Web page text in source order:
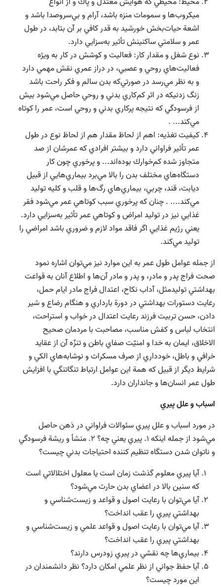
ميكروب‌ها و سمومات منزه باشد،‌ آرام و بي‌سروصدا باشد و
اشعة حيات‌بخش خورشيد به قدر كافي بر آن بتابد، در طول
عمر و سلامتي ساكنينش تأثير به‌سزايي دارد.
نوع شغل و مقدار كار: فعاليت و كوشش در كار به ويژه
فعاليت‌هاي روحي و عصبي، در دراز عمري نقش مهمي دارد
و به نظر مي‌رسد در صورتي‌كه بدن سالم و فكر راحت باشد
زنگ زدنيكه در اثر كم‌كاري بدني و روحي حاصل مي‌شود بيش
از فرسودگي كه نتيجه پركاري بدني و روحي است، عمر را كوتاه
مي‌كند... .
كيفيت تغذيه: اهم از لحاظ مقدار هم از لحاظ نوع در طول
عمر تأثير فراواني دارد و بيشتر افرادي كه عمرشان از صد
متجاوز شده كم‌خوارك بود‌ه‌اند... و پرخوري چون كار
دستگاه‌هاي مختلف بدن را بالا مي‌برد بيماري‌هايي از قبيل
ديابت، قند، چربي، بيماري‌هاي رگ‌ها و قلب و كليه توليد
مي‌كند.... . چنان كه پرخوري سبب كوتاهي عمر مي‌شود فقر
غذايي نيز در توليد امراض و كوتاهي عمر تأثير به‌سزايي دارد.
يعني رژيم غذايي اگر فاقد مواد لازم و ضروري باشد امراضي را
توليد مي‌كند.
از جمله عوامل طول عمر به اين موارد نيز مي‌‌توان اشاره نمود
صحت فراج پدر و مادر، و پدر و مادر آن‌ها و اطلاع آنان به قواعت
بهداشتي توليدمثل، آداب نكاح، اعتدال فراج مادر ايام حمل،
رعايت دستورات بهداشتي در دورة بارداري و هنگام رضاع و شير
دادن، حسن تربيت فرزند رعايت اعتدال در خواب و استراحت،
انتخاب لباس و كفش مناسب، مصاحبت با مردمان صحيح
الاخلاق، ايمان به خدا و امنيّت صفاي باطن و تنزّه آن از عقايد
خرافي و باطل، خودداري از صرف مسكرات و نوشابه‌هاي الكي و
شرايط ديگر از قبيل كه همة اين عوامل ارتباط تنگاتنگي با افزايش
طول عمر انسان‌ها و جانداران دارد.
اسباب و علل پيري
در مورد اسباب و علل پيري سئوالات فراواني در ذهن حاصل
مي‌شود از جمله اينكه 1. پيري يعني چه؟ 2. منشأ و ريشة فرسودگي
و ناتوان شدن دستگاه‌ تنظيم كننده احتياجات بدني چيست؟
آيا پيري معلوم گذشت زمان است يا معلول اختلالاتي است
كه سنين بالا در اعضاي بدن حارث مي‌شود؟
آيا مي‌توان با رعايت اصول و قواعد و زيست‌شناسي و
بهداشتي پيري را عقب انداخت؟
آيا مي‌توان با رعايت اصول و قواعد علمي و زيست‌شناسي و
بهداشتي پيري را عقب انداخت؟
بيماري‌ها چه نقشي در پيري زودرس دارند؟
آيا حفظ جواني از نظر علمي امكان دارد؟ نظر دانشمندان در
اين مورد چيست؟